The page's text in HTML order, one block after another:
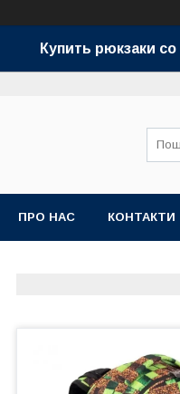
Купить рюкзаки
ПРО НАС КОНТАКТИ